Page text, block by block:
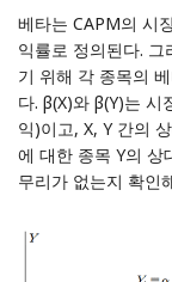
베타는 CAPM의 시
익률로 정의된다.
기 위해 각 종목의
다. β(X)와 β(Y)는
익)이고, X, Y 간의
에 대한 종목 Y의 상
무리가 없는지 확인